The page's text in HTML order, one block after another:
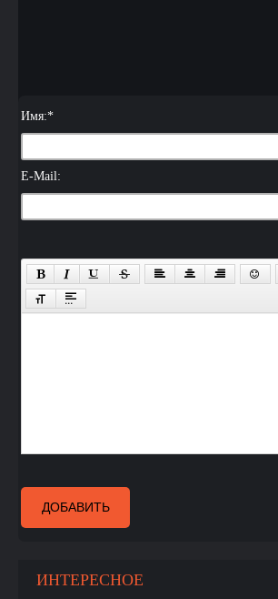
Имя:*
E-Mail:
ДОБАВИТЬ
ИНТЕРЕСНОЕ